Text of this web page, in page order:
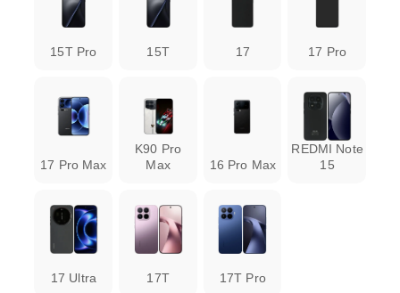
15T Pro 15T 17 17 Pro
17 Pro Max
K90 Pro
Max
16 Pro Max
REDMI Note
15
17 Ultra 17T 17T Pro